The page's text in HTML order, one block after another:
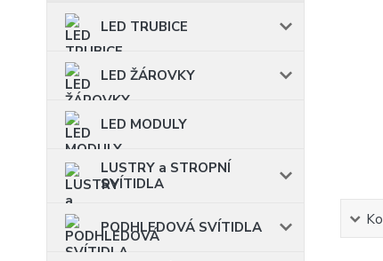
LED TRUBICE
LED ŽÁROVKY
LED MODULY
LUSTRY a STROPNÍ
SVÍTIDLA
PODHLEDOVÁ SVÍTIDLA